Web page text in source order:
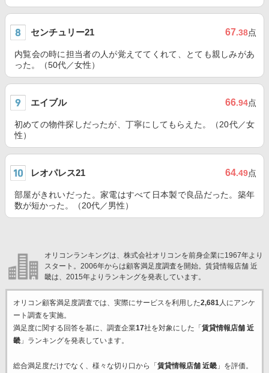
センチュリー21 67.38点
内覧会の時に担当者の人が覚えててくれて、とても親しみがあ
った。（50代／女性）
エイブル 66.94点
初めての物件探しだったが、丁寧にしてもらえた。（20代／女
性）
レオパレス21 64.49点
部屋がきれいだった。家電はすべて日本製で良品だった。築年
数が短かった。（20代／男性）
オリコンランキングは、株式会社オリコンを前身企業に1967年より
スタート。2006年からは顧客満足度調査を開始。賃貸情報店舗 近
畿は、2015年よりランキングを発表しています。
オリコン顧客満足度調査では、実際にサービスを利用した2,681人にアンケ
ート調査を実施。
満足度に関する回答を基に、調査企業17社を対象にした「 賃貸情報店舗 近
畿」ランキングを発表しています。
総合満足度だけでなく、様々な切り口から「 賃貸情報店舗 近畿」を評価。